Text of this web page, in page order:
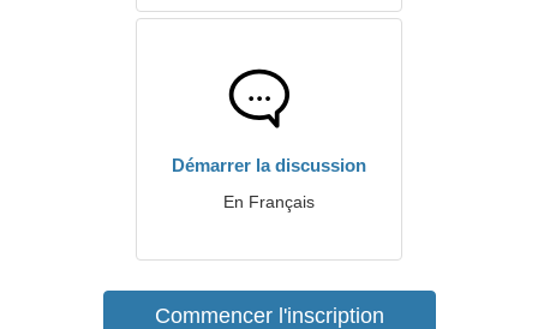
Démarrer la discussion
En Français
Commencer l'inscription